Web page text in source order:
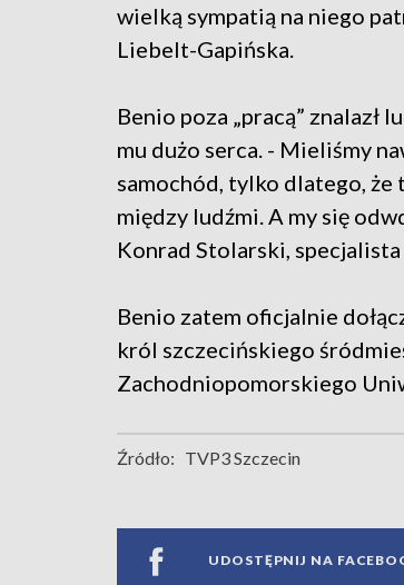
wielką sympatią na niego
Liebelt-Gapińska.
Benio poza „pracą” znalazł
mu dużo serca. - Mieliśmy
samochód, tylko dlatego, że
między ludźmi. A my się
Konrad Stolarski,
Benio zatem oficjalnie
król szczecińskiego
Zachodniopomorskiego
Źródło: TVP3 Szczecin
UDOSTĘPNIJ NA